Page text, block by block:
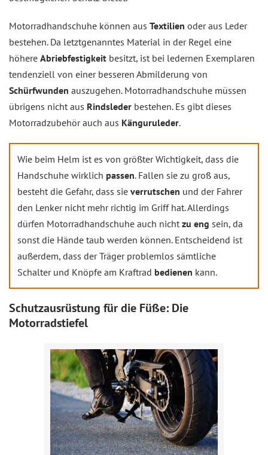
Motorradhandschuhe können aus Textilien oder aus Leder
bestehen. Da letztgenanntes Material in der Regel eine
höhere Abriebfestigkeit besitzt, ist bei ledernen Exemplaren
tendenziell von einer besseren Abmilderung von
Schürfwunden auszugehen. Motorradhandschuhe müssen
übrigens nicht aus Rindsleder bestehen. Es gibt dieses
Motorradzubehör auch aus Känguruleder.
Wie beim Helm ist es von größter Wichtigkeit, dass die
Handschuhe wirklich passen. Fallen sie zu groß aus,
besteht die Gefahr, dass sie verrutschen und der Fahrer
den Lenker nicht mehr richtig im Griff hat. Allerdings
dürfen Motorradhandschuhe auch nicht zu eng sein, da
sonst die Hände taub werden können. Entscheidend ist
außerdem, dass der Träger problemlos sämtliche
Schalter und Knöpfe am Kraftrad bedienen kann.
Schutzausrüstung für die Füße: Die
Motorradstiefel